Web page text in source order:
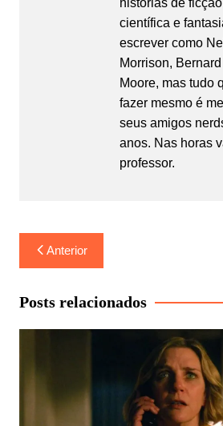
científica e
escrever como
Morrison,
Moore, mas tudo
fazer mesmo é
seus amigos
anos. Nas horas
professor.
Navegação
de
Post
Anterior
Posts relacionados